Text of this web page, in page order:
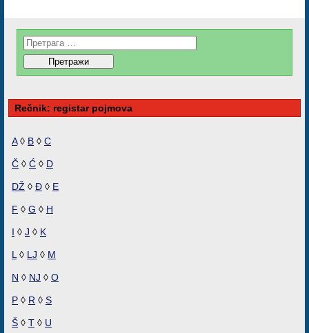
Rečnik: registar pojmova
A◊ B ◊ C
Č ◊ Ć ◊ D
DŽ ◊ Đ ◊ E
F ◊ G ◊ H
I ◊ J ◊ K
L ◊ LJ ◊ M
N ◊ NJ ◊ O
P ◊ R ◊ S
Š ◊ T ◊ U